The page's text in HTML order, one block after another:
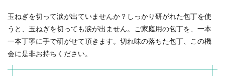
玉ねぎを切って涙が出ていませんか？しっかり研がれた包丁を使
うと、玉ねぎを切っても涙が出ません。ご家庭用の包丁を、一本
一本丁寧に手で研がせて頂きます。切れ味の落ちた包丁、この機
会に是非お持ちください。